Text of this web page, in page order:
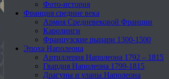
Фото-история
Франция средние века
Армия Средневековой Франции
Каролинги
Французские рыцари 1300-1500
Эпоха Наполеона
Артиллерия Наполеона 1792 – 1815
Гвардия Наполеона 1799-1815
Драгуны и уланы Наполеона